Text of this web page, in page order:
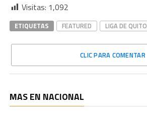
Visitas: 1,092
ETIQUETAS FEATURED LIGA DE QUITO
CLIC PARA COMENTAR
MAS EN NACIONAL